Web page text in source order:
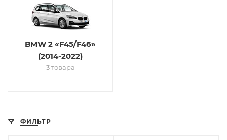
BMW 2 «F45/F46»
(2014-2022)
3 товара
ФИЛЬТР